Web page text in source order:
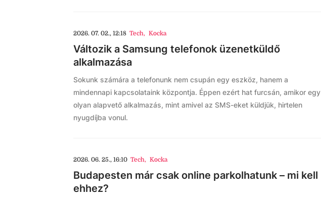
2026. 07. 02., 12:18 Tech, Kocka
Változik a Samsung telefonok üzenetküldő
alkalmazása
Sokunk számára a telefonunk nem csupán egy eszköz, hanem a
mindennapi kapcsolataink központja. Éppen ezért hat furcsán, amikor egy
olyan alapvető alkalmazás, mint amivel az SMS-eket küldjük, hirtelen
nyugdíjba vonul.
2026. 06. 25., 16:10 Tech, Kocka
Budapesten már csak online parkolhatunk – mi kell
ehhez?